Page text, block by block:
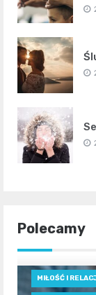
Polecamy
MIŁOŚĆ I